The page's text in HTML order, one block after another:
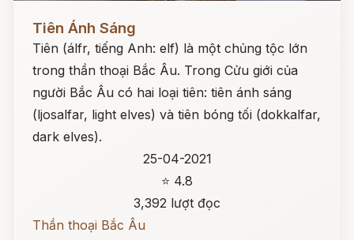
Tiên Ánh Sáng
Tiên (álfr, tiếng Anh: elf) là một chủng tộc lớn
trong thần thoại Bắc Âu. Trong Cửu giới của
người Bắc Âu có hai loại tiên: tiên ánh sáng
(ljosalfar, light elves) và tiên bóng tối (dokkalfar,
dark elves).
25-04-2021
⭐ 4.8
3,392 lượt đọc
Thần thoại Bắc Âu